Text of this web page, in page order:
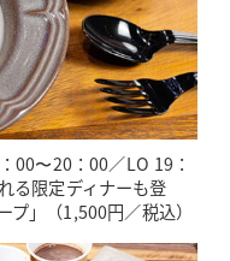
00〜20：00／LO 19：
る限定ディナーも登
」（1,500円／税込）